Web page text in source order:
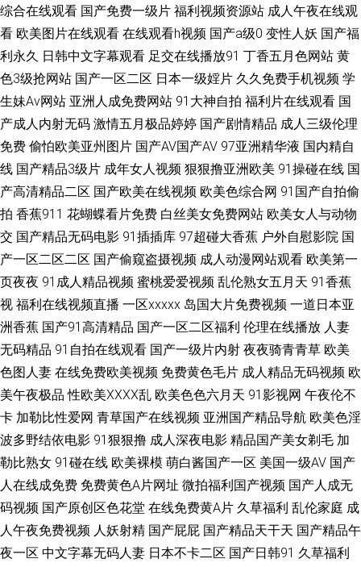
九一美女 国产韩日第一页 久草首页国产 精品探花系列 福利社在线视频 97最
新色情网 超碰自p拍 97亚洲色 91she在线 五月天另类小说 97超碰欧美在线
日本A网 在线看黄网址大全 91视频入口 黄页嫩草 91视频青青操 久草欧美性
爱 国产成人福利导航 久久视频老司机 欧美亚黄色人a片 www182午夜 激情
五月俺去也 欧美性爱入口 男人天堂黄色 超碰com 韩国AV区 老司机桃花网 欧
洲色三级 天美传媒不卡AV 91偷拍视频网址 国产精品草草 深夜浮力视频 午夜
啪啪7474 91最新免费网址 丁香91大香蕉 成人福利视频影院 丝袜足交在线
视频 91小视屏 www国产 超碰在线人人 蜜桃视频免费版 影音资源欧美性爱
日韩图区 红日汉AV 久久偷精品 久草资源视频 福利电影合集91 大香蕉岛国片
菠萝αV av性爱在观看 97色色国产 91牛逼 午夜男人诱惑av 午夜福利在线导
航 色五月在线 青青草大香蕉福利 老司机A片区 久久依人精品综合 九九干屄
久久男人的天堂 福利院av 草美女bb 91一区视频 最新资源AV 91九色拳交 亚
洲色窝窝 五月天社区在线 日韩一道日 欧美成人性交 色自拍导航 成人免费在
综合在线观看 国产免费一级片 福利视频资源站 成人午夜在线观
看 欧美图片在线观看 在线观看h视频 国产a级0 变性人妖 国产福
利永久 日韩中文字幕观看 足交在线播放91 丁香五月色网站 黄
色3级抢网站 国产一区二区 日本一级婬片 久久免费手机视频 学
生妹Av网站 亚洲人成免费网站 91大神自拍 福利片在线观看 国
产成人内射无码 激情五月极品婷婷 国产剧情精品 成人三级伦理
免费 偷怕欧美亚州图片 国产AV国产AV 97亚洲精华液 国内精自
线 国产精品3级片 成年女人视频 狠狠撸亚洲欧美 91操碰在线 国
产高清精品二区 国产欧美在线视频 欧美色综合网 91国产自拍偷
拍 香蕉911 花蝴蝶看片免费 白丝美女免费网站 欧美女人与动物
交 国产精品无码电影 91插插库 97超碰大香蕉 户外自慰影院 国
产一区二区二区 国产偷窥盗摄视频 成人动漫网站观看 欧美第一
页夜夜 91成人精品视频 蜜桃爱爱视频 乱伦熟女五月天 91香蕉
视 福利在线视频直播 一区xxxxx 岛国大片免费视频 一道日本亚
洲香蕉 国产91高清精品 国产一区二区福利 伦理在线播放 人妻
无码精品 91自拍在线观看 国产一级片内射 夜夜骑青青草 欧美
色图人妻 在线免费欧美视频 免费黄色毛片 成人精品无码视频 欧
美午夜极品 性欧美ⅩⅩⅩⅩ乱 欧美色色六月天 91影视网 午夜伦不
卡 加勒比性爱网 青草国产在线视频 亚洲国产精品导航 欧美色淫
波多野结依电影 91狠狠撸 成人深夜电影 精品国产美女剃毛 加
勒比熟女 91碰在线 欧美裸模 萌白酱国产一区 美国一级AV 国产
人在线成免费 免费黄色A片网址 微拍福利国产视频 国产人成无
码视频 国产原创区色花堂 在线免费黄A片 久草福利 乱伦家庭 成
人午夜免费视频 人妖射精 国产屁屁 国产精品天干天 国产精品午
夜一区 中文字幕无码人妻 日本不卡二区 国产日韩91 久草福利